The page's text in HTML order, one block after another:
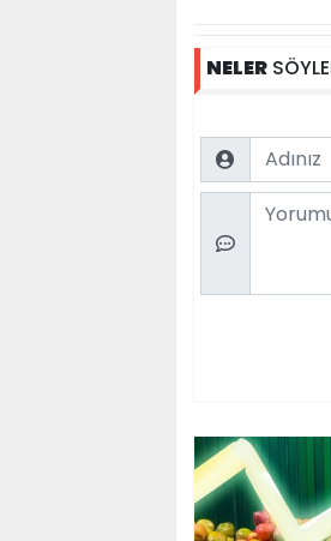
NELER
Name
Comment